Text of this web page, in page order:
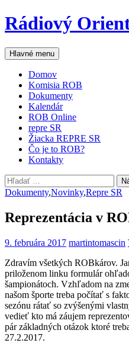
Preskočiť
na
Rádiový
Hľadať
Hlavné menu
Domov
Komisia ROB
Dokumenty
Kalendár
ROB Online
repre SR
Žiacka REPRE SR
Čo je to ROB?
Kontakty
Hľadať:
Dokumenty,Novinky,Repre SR
Reprezentácia v
9. februára 2017 martintomascin
Zdravím všetkých ROBkárov.
priloženom linku formulár
šampionátoch. Vzhľadom na
našom športe treba počítať s
sezónu rátať so zvýšenými
vedieť kto má záujem
pár základných otázok ktoré
27.2.2017.